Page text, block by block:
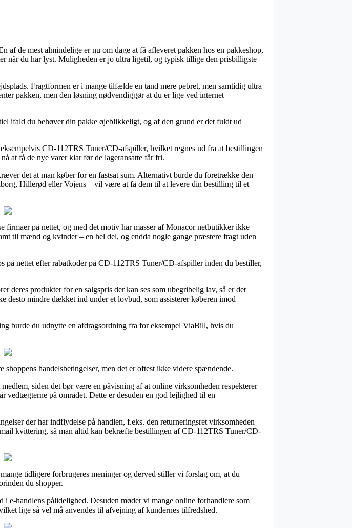
de mest almindelige er nu om dage at få afleveret pakken hos en pakkeshop,
når du har lyst. Muligheden er jo ultra ligetil, og typisk tillige den prisbilligste
Fragtformen er i mange tilfælde en tand mere pebret, men samtidig ultra
pakken, men den løsning nødvendiggør at du er lige ved internet
ifald du behøver din pakke øjeblikkeligt, og af den grund er det fuldt ud
CD-112TRS Tuner/CD-afspiller, hvilket regnes ud fra at bestillingen
at få de nye varer klar før de lageransatte får fri.
det at man køber for en fastsat sum. Alternativt burde du foretrække den
Hillerød eller Vojens – vil være at få dem til at levere din bestilling til et
firmaer på nettet, og med det motiv har masser af Monacor netbutikker ikke
til mænd og kvinder – en hel del, og endda nogle gange præstere fragt uden
nettet efter rabatkoder på CD-112TRS Tuner/CD-afspiller inden du bestiller,
produkter for en salgspris der kan ses som ubegribelig lav, så er det
mindre dækket ind under et lovbud, som assisterer køberen imod
burde du udnytte en afdragsordning fra for eksempel ViaBill, hvis du
handelsbetingelser, men det er oftest ikke videre spændende.
siden det bør være en påvisning af at online virksomheden respekterer
vedtægterne på området. Dette er desuden en god lejlighed til en
der har indflydelse på handlen, f.eks. den returneringsret virksomheden
kvittering, så man altid kan bekræfte bestillingen af CD-112TRS Tuner/CD-
tidligere forbrugeres meninger og derved stiller vi forslag om, at du
du shopper.
e-handlens pålidelighed. Desuden møder vi mange online forhandlere som
lige så vel må anvendes til afvejning af kundernes tilfredshed.